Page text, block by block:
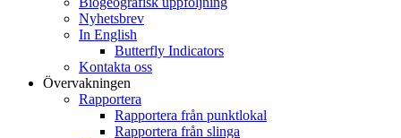
Nyhetsbrev
In English
Butterfly Indicators
Kontakta oss
Övervakningen
Rapportera
Rapportera från punktlokal
Rapportera från slinga